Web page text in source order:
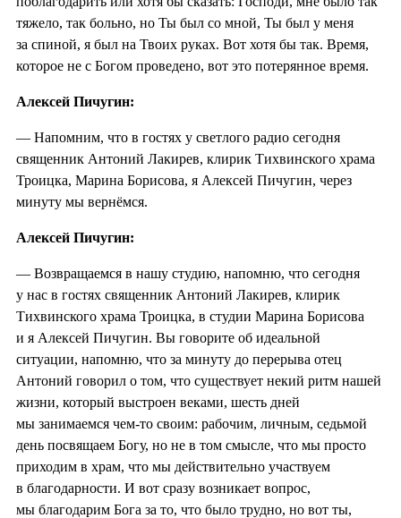
тяжело, так больно, но Ты был со мной, Ты был у меня
за спиной, я был на Твоих руках. Вот хотя бы так. Время,
которое не с Богом проведено, вот это потерянное время.
Алексей Пичугин:
— Напомним, что в гостях у светлого радио сегодня
священник Антоний Лакирев, клирик Тихвинского храма
Троицка, Марина Борисова, я Алексей Пичугин, через
минуту мы вернёмся.
Алексей Пичугин:
— Возвращаемся в нашу студию, напомню, что сегодня
у нас в гостях священник Антоний Лакирев, клирик
Тихвинского храма Троицка, в студии Марина Борисова
и я Алексей Пичугин. Вы говорите об идеальной
ситуации, напомню, что за минуту до перерыва отец
Антоний говорил о том, что существует некий ритм нашей
жизни, который выстроен веками, шесть дней
мы занимаемся чем-то своим: рабочим, личным, седьмой
день посвящаем Богу, но не в том смысле, что мы просто
приходим в храм, что мы действительно участвуем
в благодарности. И вот сразу возникает вопрос,
мы благодарим Бога за то, что было трудно, но вот ты,